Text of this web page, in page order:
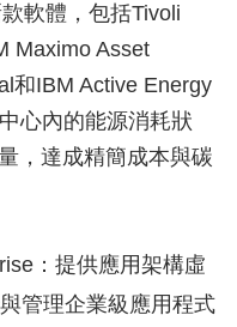
軟體，包括Tivoli
Maximo Asset
和IBM Active Energy
心內的能源消耗狀
，達成精簡成本與碳
：提供應用架構虛
管理企業級應用程式